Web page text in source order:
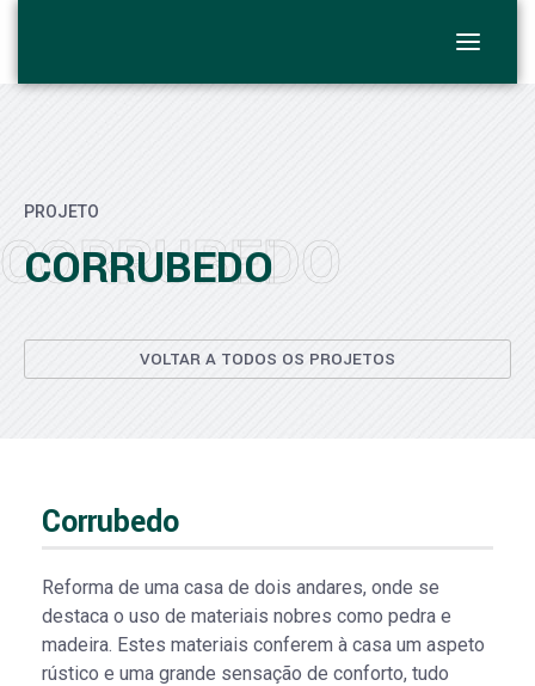
PROJETO
CORRUBEDO
CORRUBEDO
VOLTAR A TODOS OS PROJETOS
Corrubedo
Reforma de uma casa de dois andares, onde se
destaca o uso de materiais nobres como pedra e
madeira. Estes materiais conferem à casa um aspeto
rústico e uma grande sensação de conforto, tudo